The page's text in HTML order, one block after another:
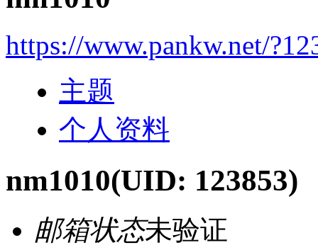
https://www.pankw.net/
主题
个人资料
nm1010(UID: 123853)
邮箱状态未验证